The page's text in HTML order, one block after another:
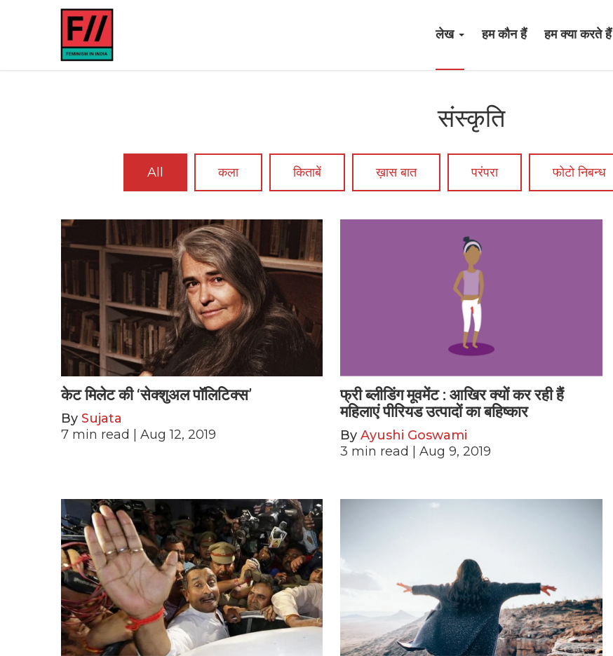
लेख हम कौन हैं हम क्या करते हैं
संस्कृति
All कला किताबें ख़ास बात परंपरा फोटो निबन्ध
केट मिलेट की ‘सेक्शुअल पॉलिटिक्स’
By Sujata
7 min read | Aug 12, 2019
फ्री ब्लीडिंग मूवमेंट : आखिर क्यों कर रही हैं
महिलाएं पीरियड उत्पादों का बहिष्कार
ByAyushi Goswami
3 min read | Aug 9, 2019